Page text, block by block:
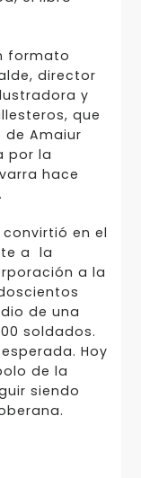
formato
director
y
que
Amaiur
por la
hace
convirtió en el
a la
a la
de una
soldados.
Hoy
de la
siendo